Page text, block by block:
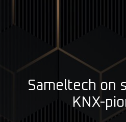
Sameltech on
KNX-